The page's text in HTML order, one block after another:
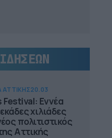
ΑΤΤΙΚΗΣ20.03
Εννέα
χιλιάδες
πολιτιστικός
Αττικής